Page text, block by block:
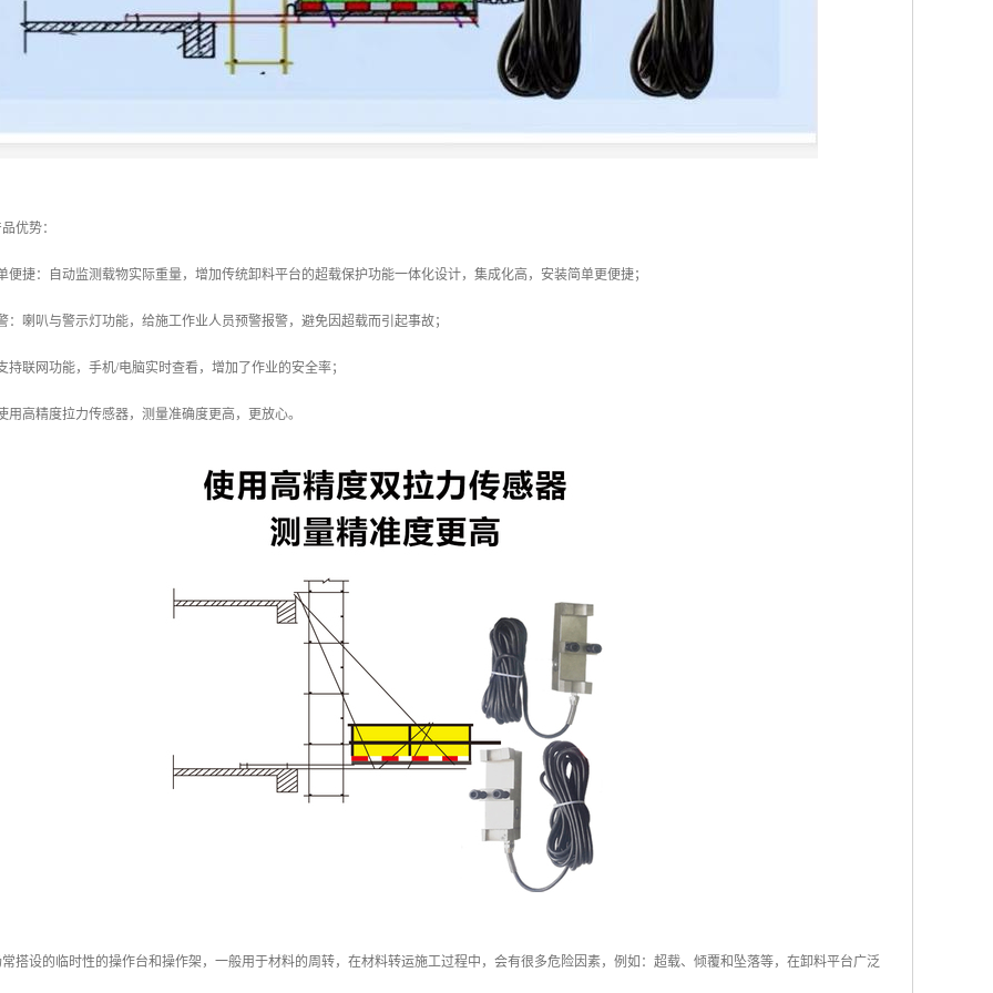
优势：
便捷：自动监测载物实际重量，增加传统卸料平台的超载保护功能一体化设计，集成化高，安装简单更便捷；
：喇叭与警示灯功能，给施工作业人员预警报警，避免因超载而引起事故；
持联网功能，手机/电脑实时查看，增加了作业的安全率；
用高精度拉力传感器，测量准确度更高，更放心。
搭设的临时性的操作台和操作架，一般用于材料的周转，在材料转运施工过程中，会有很多危险因素，例如：超载、倾覆和坠落等，在卸料平台广泛